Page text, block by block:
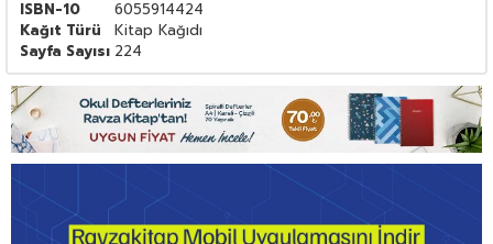
ISBN-10
6055914424
Kağıt Türü
Kitap Kağıdı
Sayfa Sayısı 224